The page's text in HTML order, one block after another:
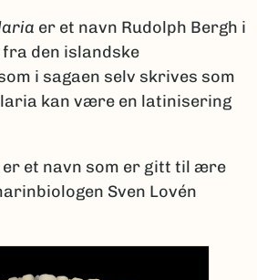
er et navn Rudolph Bergh i
den islandske
i sagaen selv skrives som
kan være en latinisering
er et navn som er gitt til ære
Sven Lovén